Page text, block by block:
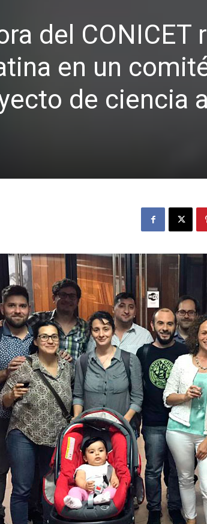
del CONICET
en un
de ciencia